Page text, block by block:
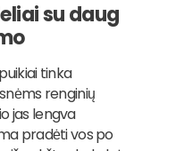
su daug
tinka
renginių
jas lengva
pradėti vos po